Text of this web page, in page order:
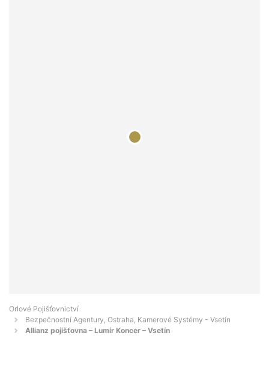
Orlové Pojišťovnictví
Bezpečnostní Agentury, Ostraha, Kamerové Systémy - Vsetín
Allianz pojišťovna – Lumír Koncer – Vsetín